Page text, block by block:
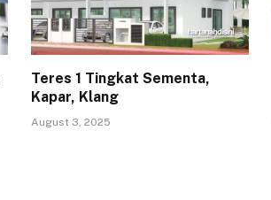
Teres 1 Tingkat Sementa,
Kapar, Klang
August 3, 2025